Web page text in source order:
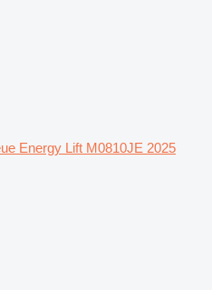
Energy Lift M0810JE 2025